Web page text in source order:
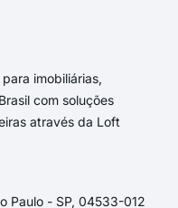
imobiliárias,
com soluções
através da Loft
Paulo - SP, 04533-012